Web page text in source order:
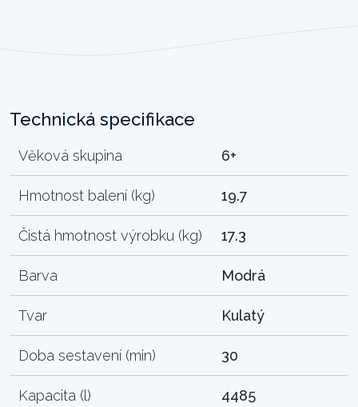
Technická specifikace
Věková skupina 6+
Hmotnost balení (kg) 19.7
Čistá hmotnost výrobku (kg) 17.3
Barva Modrá
Tvar Kulatý
Doba sestavení (min) 30
Kapacita (l) 4485